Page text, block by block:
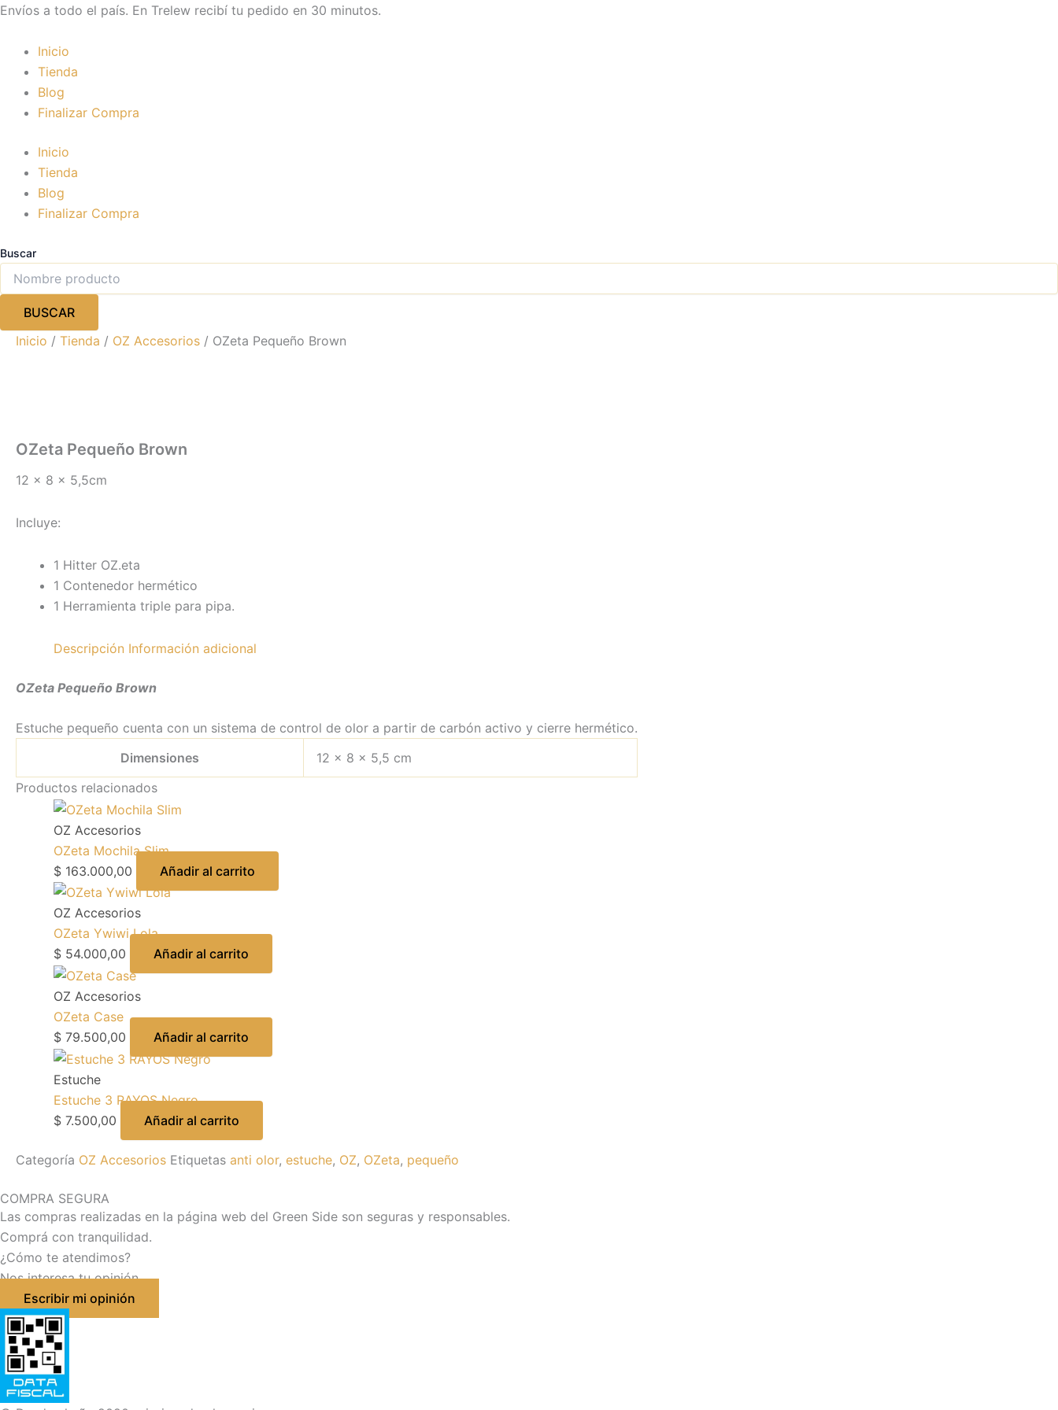
Ir
contenido
Envíos a todo el país. En Trelew recibí tu pedido en 30 minutos.
Inicio
Tienda
Blog
Finalizar Compra
Inicio
Tienda
Blog
Finalizar Compra
Buscar
BUSCAR
Inicio / Tienda / OZ Accesorios / OZeta Pequeño Brown
OZeta Pequeño Brown
12 x 8 x 5,5cm
Incluye:
1 Hitter OZ.eta
1 Contenedor hermético
1 Herramienta triple para pipa.
Descripción Información adicional
OZeta Pequeño Brown
Estuche pequeño cuenta con un sistema de control de olor a partir de carbón activo y cierre hermético.
Dimensiones
12 × 8 × 5,5 cm
Productos relacionados
OZ Accesorios
OZeta Mochila Slim
$ 163.000,00 Añadir al carrito
OZ Accesorios
OZeta Ywiwi Lola
$ 54.000,00 Añadir al carrito
OZ Accesorios
OZeta Case
$ 79.500,00 Añadir al carrito
Estuche
Estuche 3 RAYOS Negro
$ 7.500,00 Añadir al carrito
Categoría OZ Accesorios Etiquetas anti olor, estuche, OZ, OZeta, pequeño
COMPRA SEGURA
Las compras realizadas en la página web del Green Side son seguras y responsables.
Comprá con tranquilidad.
¿Cómo te atendimos?
Nos interesa tu opinión
Escribir mi opinión